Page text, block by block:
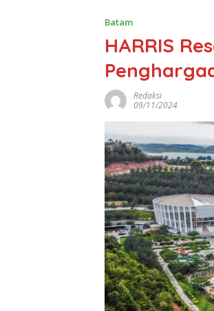
Batam
HARRIS
Redaksi
09/11/2024